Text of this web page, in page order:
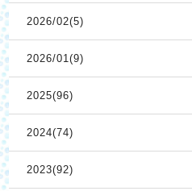
2026/02(5)
2026/01(9)
2025(96)
2024(74)
2023(92)